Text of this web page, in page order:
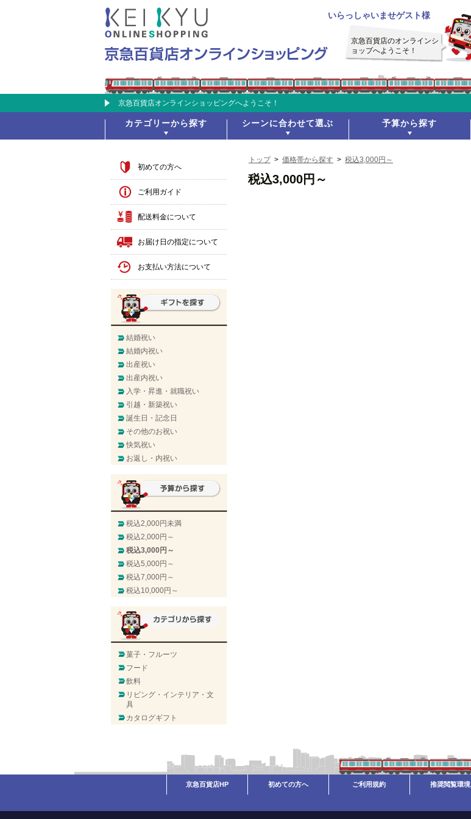
いらっしゃいませゲスト様
京急百貨店のオンラインシ
ョップへようこそ！
京急百貨店オンラインショッピングへようこそ！
カテゴリーから探す シーンに合わせて選ぶ 予算から探す
トップ > 価格帯から探す > 税込3,000円～
税込3,000円～
初めての方へ
ご利用ガイド
配送料金について
お届け日の指定について
お支払い方法について
結婚祝い
結婚内祝い
出産祝い
出産内祝い
入学・昇進・就職祝い
引越・新築祝い
誕生日・記念日
その他のお祝い
快気祝い
お返し・内祝い
税込2,000円未満
税込2,000円～
税込3,000円～
税込5,000円～
税込7,000円～
税込10,000円～
菓子・フルーツ
フード
飲料
リビング・インテリア・文
具
カタログギフト
京急百貨店HP 初めての方へ ご利用規約 推奨閲覧環境